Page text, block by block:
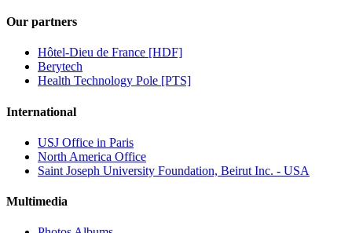
Our partners
Hôtel-Dieu de France [HDF]
Berytech
Health Technology Pole [PTS]
International
USJ Office in Paris
North America Office
Saint Joseph University Foundation, Beirut Inc. - USA
Multimedia